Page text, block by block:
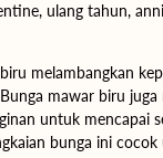
ulang tahun,
melambangkan
mawar biru juga
untuk mencapai
bunga ini